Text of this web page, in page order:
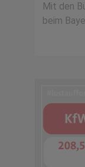
Mit den
beim